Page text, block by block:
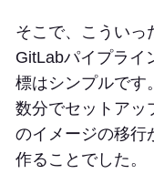
そこで、こういっ
GitLabパイプライ
標はシンプルです
数分でセットアッ
のイメージの移行
作ることでした。